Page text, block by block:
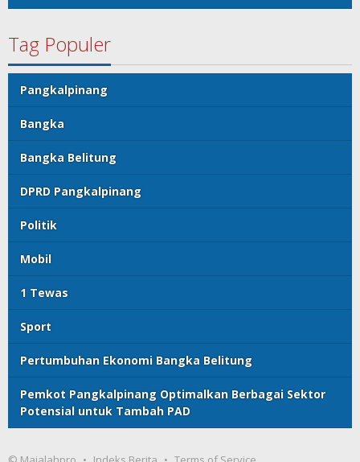
Tag Populer
Pangkalpinang
Bangka
Bangka Belitung
DPRD Pangkalpinang
Politik
Mobil
1 Tewas
Sport
Pertumbuhan Ekonomi Bangka Belitung
Pemkot Pangkalpinang Optimalkan Berbagai Sektor
Potensial untuk Tambah PAD